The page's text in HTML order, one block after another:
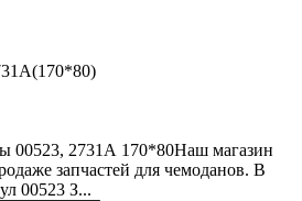
00523, 2731А 170*80Наш магазин
запчастей для чемоданов. В
00523 З...